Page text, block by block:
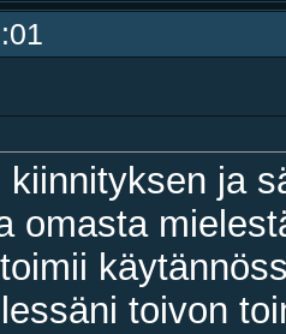
kiinnityksen ja
omasta
toivon